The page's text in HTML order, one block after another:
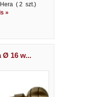
( 2 szt.)
»
Ø 16 w...